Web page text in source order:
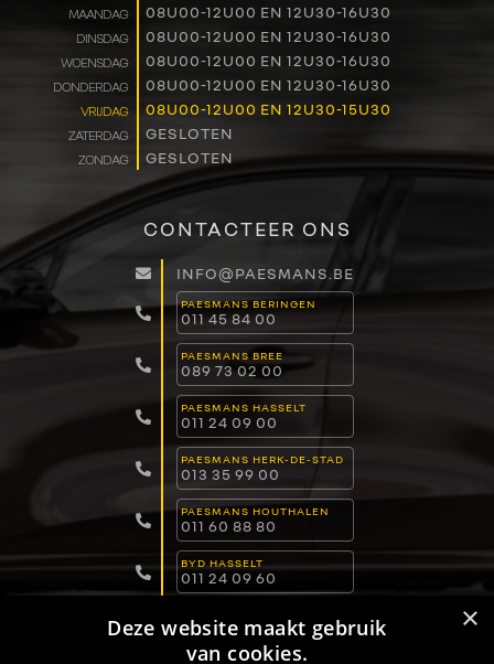
WERKEN BIJ
CONTACT
MAANDAG 08U00-12U00 EN 12U30-16U30
DINSDAG 08U00-12U00 EN 12U30-16U30
WOENSDAG 08U00-12U00 EN 12U30-16U30
DONDERDAG 08U00-12U00 EN 12U30-16U30
VRIJDAG 08U00-12U00 EN 12U30-15U30
ZATERDAG GESLOTEN
ZONDAG GESLOTEN
CONTACTEER ONS
INFO@PAESMANS.BE
PAESMANS BERINGEN
011 45 84 00
PAESMANS BREE
089 73 02 00
PAESMANS HASSELT
011 24 09 00
PAESMANS HERK-DE-STAD
013 35 99 00
PAESMANS HOUTHALEN
011 60 88 80
BYD HASSELT
011 24 09 60
011 15 04 00 ×
Deze website maakt gebruik
van cookies.